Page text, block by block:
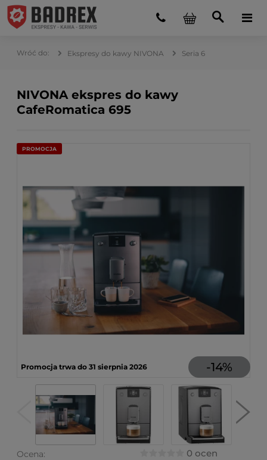
Ekspresy do kawy NIVONA Seria 6
NIVONA ekspres do kawy
CafeRomatica 695
PROMOCJA
-14%
Promocja trwa do 31 sierpnia 2026
Ocena: 0 ocen